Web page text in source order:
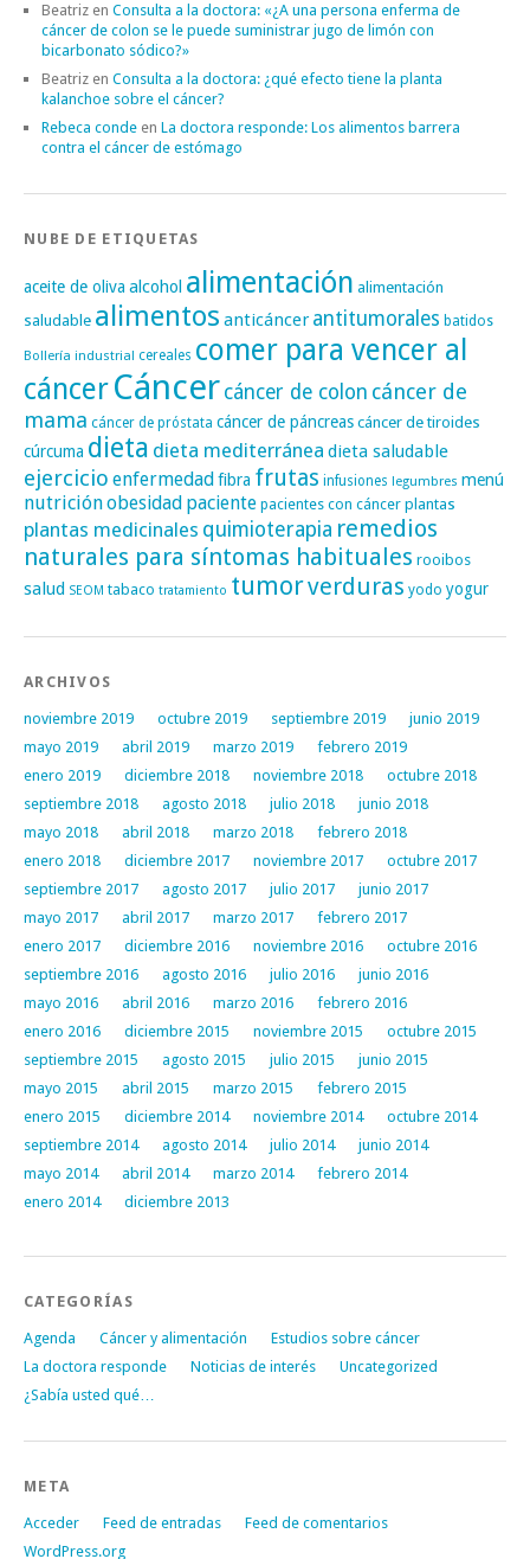
Beatriz en Consulta a la doctora: «¿A una persona enferma de
cáncer de colon se le puede suministrar jugo de limón con
bicarbonato sódico?»
Beatriz en Consulta a la doctora: ¿qué efecto tiene la planta
kalanchoe sobre el cáncer?
Rebeca conde en La doctora responde: Los alimentos barrera
contra el cáncer de estómago
NUBE DE ETIQUETAS
aceite de oliva alcohol alimentación alimentación
saludable alimentos anticáncer antitumorales batidos
Bollería industrial cereales comer para vencer al
cáncerCáncer cáncer de colon cáncer de
mama cáncer de próstata cáncer de páncreascáncer de tiroides
cúrcuma dieta dieta mediterránea dieta saludable
ejercicio enfermedadfibra frutas infusiones legumbres menú
nutriciónobesidad paciente pacientes con cáncer plantas
plantas medicinales quimioterapia remedios
naturales para síntomas habituales rooibos
salud SEOM tabaco tratamiento tumorverduras yodo yogur
ARCHIVOS
noviembre 2019 octubre 2019 septiembre 2019
junio 2019
mayo 2019
abril 2019 marzo 2019
febrero 2019
enero 2019
diciembre 2018 noviembre 2018
octubre 2018
septiembre 2018
agosto 2018 julio 2018
junio 2018
mayo 2018
abril 2018 marzo 2018
febrero 2018
enero 2018
diciembre 2017 noviembre 2017
octubre 2017
septiembre 2017
agosto 2017 julio 2017
junio 2017
mayo 2017
abril 2017 marzo 2017
febrero 2017
enero 2017
diciembre 2016 noviembre 2016
octubre 2016
septiembre 2016
agosto 2016 julio 2016
junio 2016
mayo 2016
abril 2016 marzo 2016
febrero 2016
enero 2016
diciembre 2015 noviembre 2015
octubre 2015
septiembre 2015
agosto 2015 julio 2015
junio 2015
mayo 2015
abril 2015 marzo 2015
febrero 2015
enero 2015
diciembre 2014 noviembre 2014
octubre 2014
septiembre 2014
agosto 2014 julio 2014
junio 2014
mayo 2014
abril 2014 marzo 2014
febrero 2014
enero 2014
diciembre 2013
CATEGORÍAS
Agenda Cáncer y alimentación
Estudios sobre cáncer
La doctora responde
Noticias de interés
Uncategorized
¿Sabía usted qué…
META
Acceder Feed de entradas
Feed de comentarios
WordPress.org